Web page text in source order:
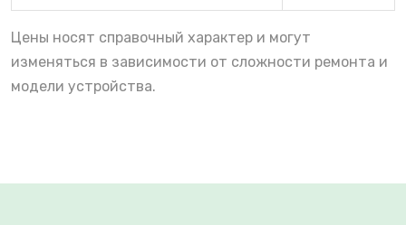
Цены носят справочный характер и могут
изменяться в зависимости от сложности ремонта и
модели устройства.